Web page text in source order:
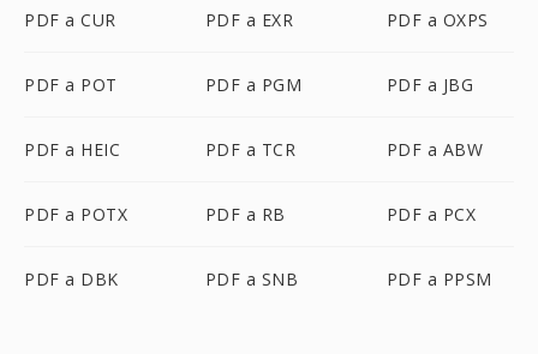
PDF a CUR PDF a EXR PDF a OXPS
PDF a POT PDF a PGM PDF a JBG
PDF a HEIC PDF a TCR PDF a ABW
PDF a POTX PDF a RB PDF a PCX
PDF a DBK PDF a SNB PDF a PPSM